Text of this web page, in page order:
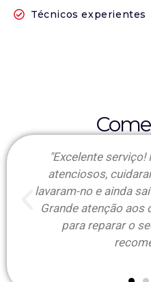
Técnicos experientes
"Competência,
e inovação, são os
a minha